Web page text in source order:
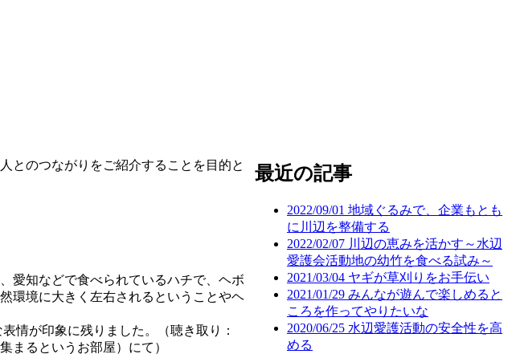
とのつながりをご紹介することを目的と
愛知などで食べられているハチで、ヘボ
環境に大きく左右されるということやヘ
が印象に残りました。（聴き取り：
まるというお部屋）にて）
最近の記事
2022/09/01 地域ぐるみで、企業もとも
に川辺を整備する
2022/02/07 川辺の恵みを活かす～水辺
愛護会活動地の幼竹を食べる試み～
2021/03/04 ヤギが草刈りをお手伝い
2021/01/29 みんなが遊んで楽しめると
ころを作ってやりたいな
2020/06/25 水辺愛護活動の安全性を高
める